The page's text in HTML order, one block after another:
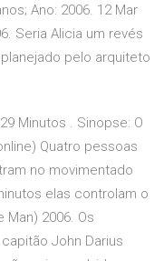
Ano: 2006. 12 Mar
Seria Alicia um revés
pelo arquiteto
Minutos . Sinopse: O
Quatro pessoas
no movimentado
elas controlam o
Man) 2006. Os
John Darius